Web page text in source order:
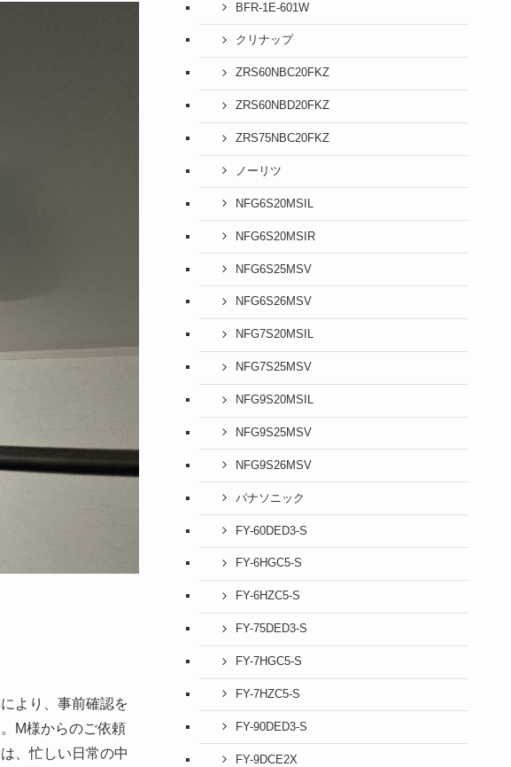
より、事前確認を
M様からのご依頼
、忙しい日常の中
BFR-1E-601W
クリナップ
ZRS60NBC20FKZ
ZRS60NBD20FKZ
ZRS75NBC20FKZ
ノーリツ
NFG6S20MSIL
NFG6S20MSIR
NFG6S25MSV
NFG6S26MSV
NFG7S20MSIL
NFG7S25MSV
NFG9S20MSIL
NFG9S25MSV
NFG9S26MSV
パナソニック
FY-60DED3-S
FY-6HGC5-S
FY-6HZC5-S
FY-75DED3-S
FY-7HGC5-S
FY-7HZC5-S
FY-90DED3-S
FY-9DCE2X